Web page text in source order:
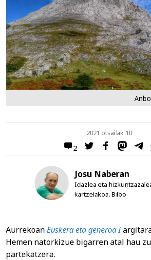
2
2021 otsailak 10
Josu Naberan
Idazlea eta
kartzelakoa. Bilbo
AurrekoanEuskera eta generoa I
Hemen natorkizue bigarren atal hau
partekatzera.